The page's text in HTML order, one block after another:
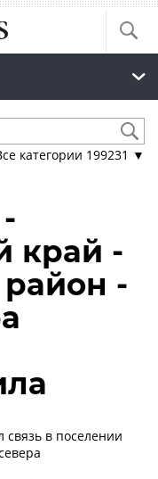
категории 199231 ▼
край -
-
в поселении